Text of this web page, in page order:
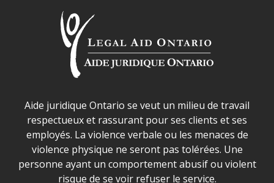
Déclaration sur la sécurité dans les locaux d'AJO.
Aide juridique Ontario se veut un milieu de travail
respectueux et rassurant pour ses clients et ses
employés. La violence verbale ou les menaces de
violence physique ne seront pas tolérées. Une
personne ayant un comportement abusif ou violent
risque de se voir refuser le service.